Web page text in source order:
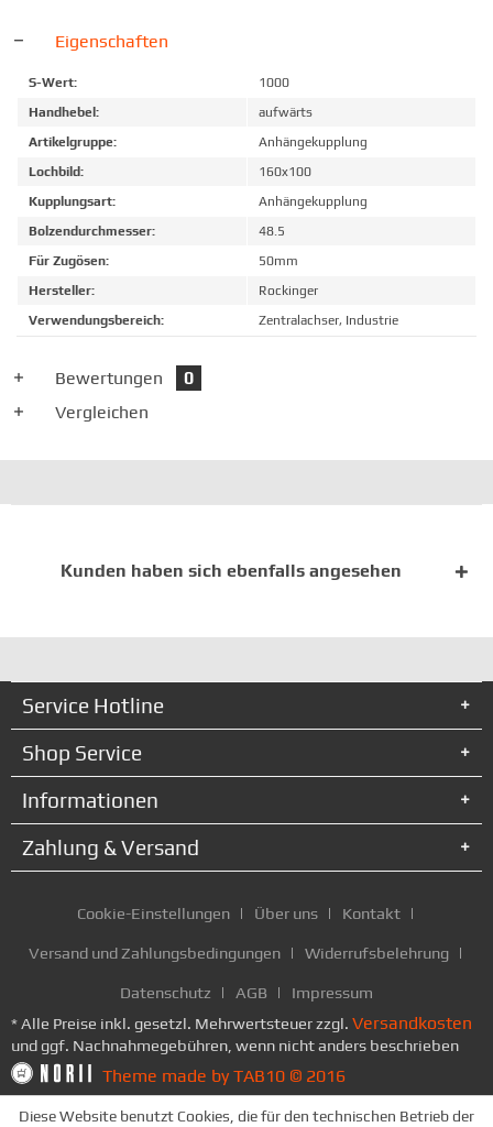
Eigenschaften
S-Wert:
1000
Handhebel:
aufwärts
Artikelgruppe:
Anhängekupplung
Lochbild:
160x100
Kupplungsart:
Anhängekupplung
Bolzendurchmesser:
48.5
Für Zugösen:
50mm
Hersteller:
Rockinger
Verwendungsbereich:
Zentralachser, Industrie
Bewertungen
0
Vergleichen
Kunden haben sich ebenfalls angesehen
Service Hotline
Shop Service
Informationen
Zahlung & Versand
Cookie-Einstellungen Über uns Kontakt
Versand und Zahlungsbedingungen Widerrufsbelehrung
Datenschutz AGB
Impressum
* Alle Preise inkl. gesetzl. Mehrwertsteuer zzgl. Versandkosten
und ggf. Nachnahmegebühren, wenn nicht anders beschrieben
Theme made by TAB10 © 2016
Diese Website benutzt Cookies, die für den technischen Betrieb der